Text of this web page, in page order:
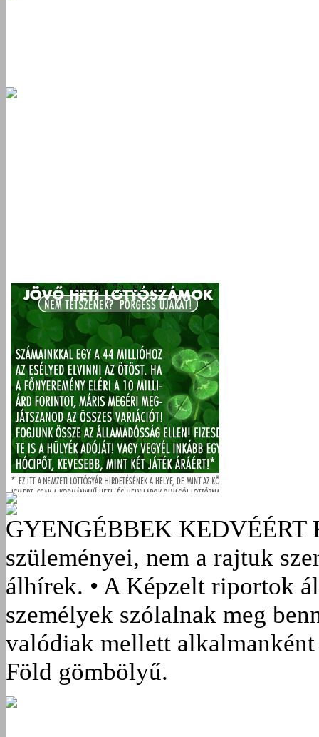
GYENGÉBBEK KEDVÉÉRT
szüleményei, nem a rajtuk
álhírek. • A Képzelt riportok
személyek szólalnak meg
valódiak mellett
Föld gömbölyű.